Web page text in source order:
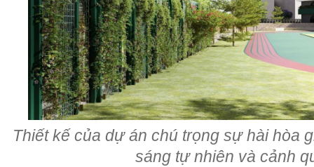
Thiết kế của dự án chú trọng sự hài hòa
sáng tự nhiên và cảnh